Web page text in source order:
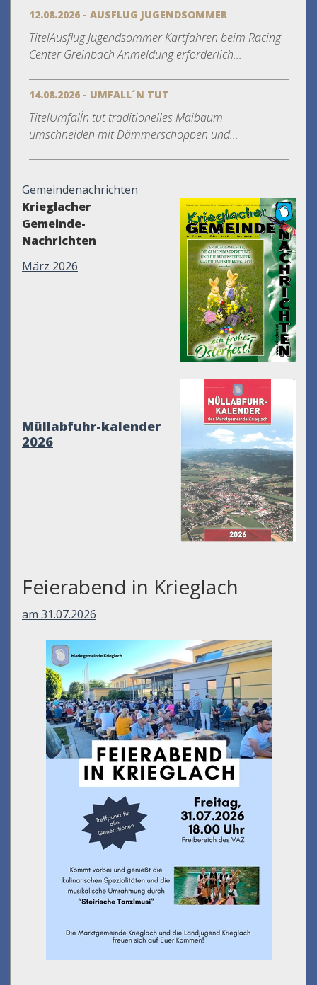
12.08.2026 - AUSFLUG JUGENDSOMMER
TitelAusflug Jugendsommer Kartfahren beim Racing
Center Greinbach Anmeldung erforderlich...
14.08.2026 - UMFALL´N TUT
TitelUmfall´n tut traditionelles Maibaum
umschneiden mit Dämmerschoppen und...
Gemeindenachrichten
Krieglacher
Gemeinde-
Nachrichten
März 2026
Müllabfuhr-kalender
2026
Feierabend in Krieglach
am 31.07.2026